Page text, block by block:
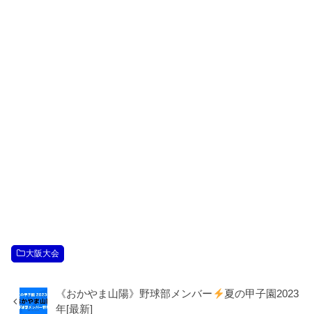
大阪大会
《おかやま山陽》野球部メンバー
夏の甲子園2023
年[最新]